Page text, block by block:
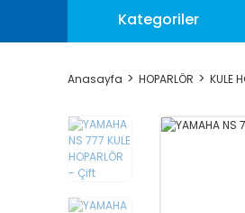
Kategoriler
Anasayfa HOPARLÖR KULE